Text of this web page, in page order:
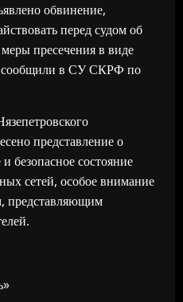
обвинение,
перед судом об
пресечения в виде
сообщили в СУ СКРФ по
представление о
безопасное состояние
сетей, особое внимание
представляющим